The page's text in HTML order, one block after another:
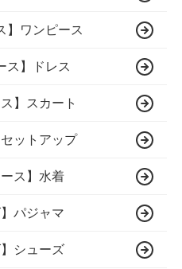
】ワンピース
ス】ドレス
】スカート
セットアップ
ース】水着
】パジャマ
】シューズ